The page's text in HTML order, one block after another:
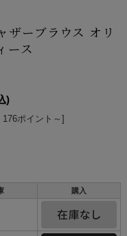
ーブラウス オリ
ース
)
ポイント～]
購入